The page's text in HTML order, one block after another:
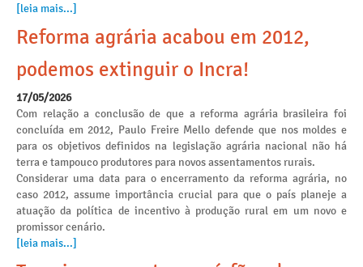
[leia mais...]
Reforma agrária acabou em 2012,
podemos extinguir o Incra!
17/05/2026
Com relação a conclusão de que a reforma agrária brasileira foi
concluída em 2012, Paulo Freire Mello defende que nos moldes e
para os objetivos definidos na legislação agrária nacional não há
terra e tampouco produtores para novos assentamentos rurais.
Considerar uma data para o encerramento da reforma agrária, no
caso 2012, assume importância crucial para que o país planeje a
atuação da política de incentivo à produção rural em um novo e
promissor cenário.
[leia mais...]